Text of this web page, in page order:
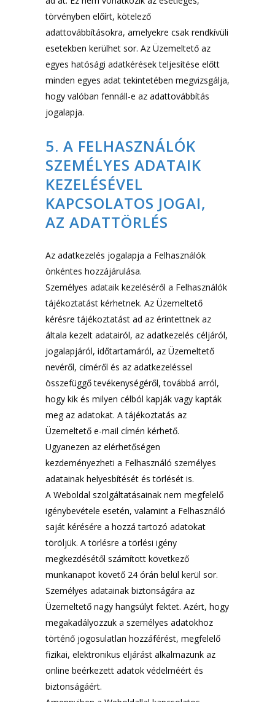
törvényben előírt, kötelező
adattovábbításokra, amelyekre csak rendkívüli
esetekben kerülhet sor. Az Üzemeltető az
egyes hatósági adatkérések teljesítése előtt
minden egyes adat tekintetében megvizsgálja,
hogy valóban fennáll-e az adattovábbítás
jogalapja.
5. A FELHASZNÁLÓK
SZEMÉLYES ADATAIK
KEZELÉSÉVEL
KAPCSOLATOS JOGAI,
AZ ADATTÖRLÉS
Az adatkezelés jogalapja a Felhasználók
önkéntes hozzájárulása.
Személyes adataik kezeléséről a Felhasználók
tájékoztatást kérhetnek. Az Üzemeltető
kérésre tájékoztatást ad az érintettnek az
általa kezelt adatairól, az adatkezelés céljáról,
jogalapjáról, időtartamáról, az Üzemeltető
nevéről, címéről és az adatkezeléssel
összefüggő tevékenységéről, továbbá arról,
hogy kik és milyen célból kapják vagy kapták
meg az adatokat. A tájékoztatás az
Üzemeltető e-mail címén kérhető.
Ugyanezen az elérhetőségen
kezdeményezheti a Felhasználó személyes
adatainak helyesbítését és törlését is.
A Weboldal szolgáltatásainak nem megfelelő
igénybevétele esetén, valamint a Felhasználó
saját kérésére a hozzá tartozó adatokat
töröljük. A törlésre a törlési igény
megkezdésétől számított következő
munkanapot követő 24 órán belül kerül sor.
Személyes adatainak biztonságára az
Üzemeltető nagy hangsúlyt fektet. Azért, hogy
megakadályozzuk a személyes adatokhoz
történő jogosulatlan hozzáférést, megfelelő
fizikai, elektronikus eljárást alkalmazunk az
online beérkezett adatok védelméért és
biztonságáért.